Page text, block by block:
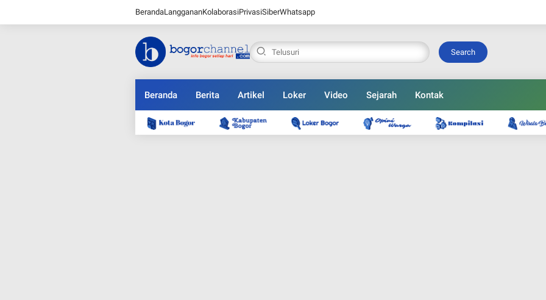
BerandaLanggananKolaborasiPrivasiSiberWhatsapp
Search
Beranda Berita Artikel Loker Video Sejarah Kontak